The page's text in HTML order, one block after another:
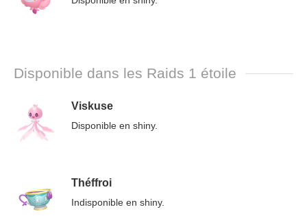
Disponible dans les Raids 1 étoile
Viskuse
Disponible en shiny.
Théffroi
Indisponible en shiny.